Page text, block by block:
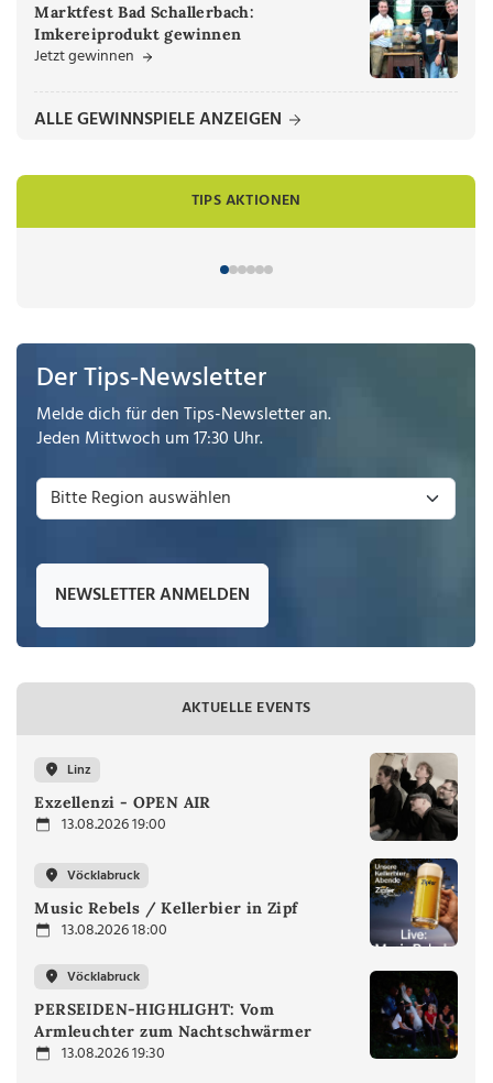
Marktfest Bad Schallerbach:
Imkereiprodukt gewinnen
Jetzt gewinnen
ALLE GEWINNSPIELE ANZEIGEN
TIPS AKTIONEN
Der Tips-Newsletter
Melde dich für den Tips-Newsletter an.
Jeden Mittwoch um 17:30 Uhr.
NEWSLETTER ANMELDEN
AKTUELLE EVENTS
Linz
Exzellenzi - OPEN AIR
13.08.2026 19:00
Vöcklabruck
Music Rebels / Kellerbier in Zipf
13.08.2026 18:00
Vöcklabruck
PERSEIDEN-HIGHLIGHT: Vom
Armleuchter zum Nachtschwärmer
13.08.2026 19:30